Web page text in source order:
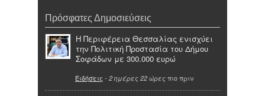
Πρόσφατες Δημοσιεύσεις
Η Περιφέρεια Θεσσαλίας ενισχύει
την Πολιτική Προστασία του Δήμου
Σοφάδων με 300.000 ευρώ
Ειδήσεις - 2 ημέρες 22 ώρες πιο πριν